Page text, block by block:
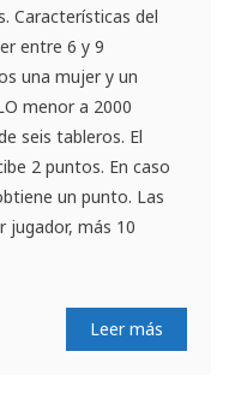
Características del
entre 6 y 9
una mujer y un
menor a 2000
seis tableros. El
2 puntos. En caso
un punto. Las
jugador, más 10
Leer más